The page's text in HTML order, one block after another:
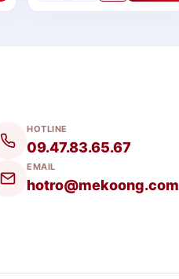
HOTLINE
09.47.83.65.67
EMAIL
hotro@mekoong.com